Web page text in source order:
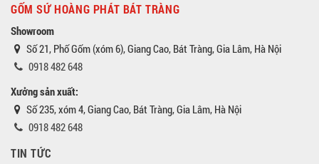
GỐM SỨ HOÀNG PHÁT BÁT TRÀNG
Showroom
Số 21, Phố Gốm (xóm 6), Giang Cao, Bát Tràng, Gia Lâm, Hà Nội
0918 482 648
Xưởng sản xuất:
Số 235, xóm 4, Giang Cao, Bát Tràng, Gia Lâm, Hà Nội
0918 482 648
TIN TỨC